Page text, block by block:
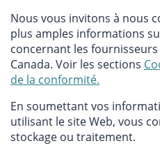
Nous vous invitons à nous
plus amples informations
concernant les
Canada. Voir les sections
de la conformité.
En soumettant vos
utilisant le site Web, vous
stockage ou traitement.